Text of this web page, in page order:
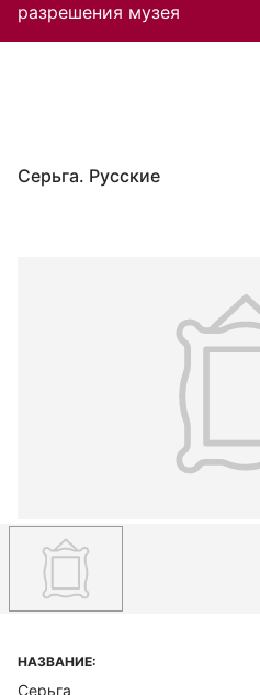
разрешения музея
Серьга. Русские
НАЗВАНИЕ:
Серьга